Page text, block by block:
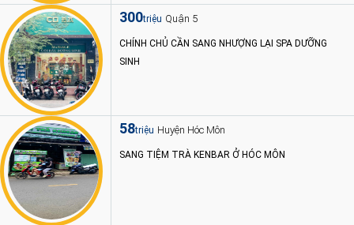
300triệu Quận 5
CHÍNH CHỦ CẦN SANG NHƯỢNG LẠI SPA DƯỠNG
SINH
58triệu Huyện Hóc Môn
SANG TIỆM TRÀ KENBAR Ở HÓC MÔN